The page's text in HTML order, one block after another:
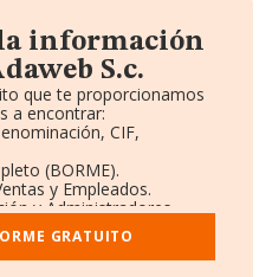
información
S.c.
que te proporcionamos
a encontrar:
CIF,
(BORME).
y Empleados.
y Administradores.
en otras empresas.
GRATUITO